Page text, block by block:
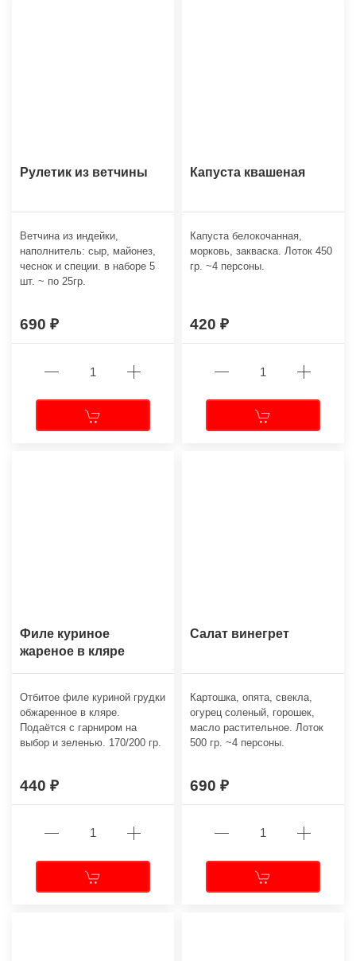
Рулетик из ветчины
Ветчина из индейки,
наполнитель: сыр, майонез,
чеснок и специи. в наборе 5
шт. ~ по 25гр.
690
Капуста квашеная
Капуста белокочанная,
морковь, закваска. Лоток 450
гр. ~4 персоны.
420
Филе куриное
жареное в кляре
Отбитое филе куриной грудки
обжаренное в кляре.
Подаётся с гарниром на
выбор и зеленью. 170/200 гр.
440
Салат винегрет
Картошка, опята, свекла,
огурец соленый, горошек,
масло растительное. Лоток
500 гр. ~4 персоны.
690